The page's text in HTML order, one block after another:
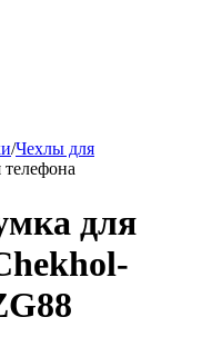
/Чехлы для
для